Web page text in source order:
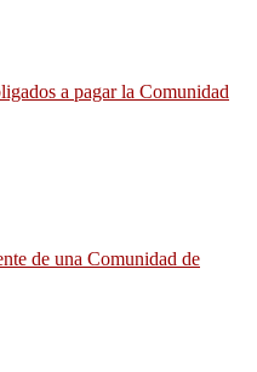
a pagar la Comunidad
de una Comunidad de